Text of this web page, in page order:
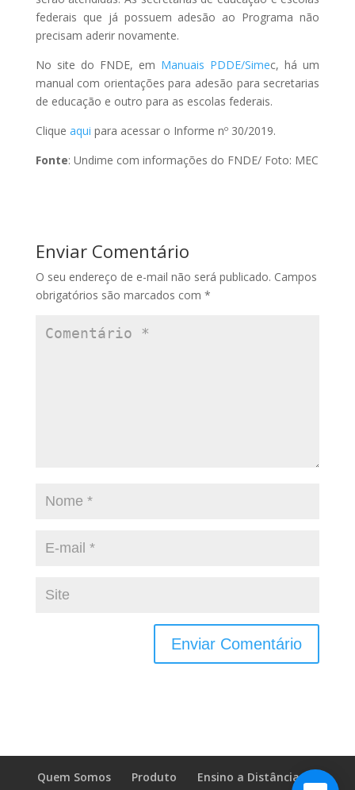
federais que já possuem adesão ao Programa não
precisam aderir novamente.
No site do FNDE, em Manuais PDDE/Simec, há um
manual com orientações para adesão para secretarias
de educação e outro para as escolas federais.
Clique aqui para acessar o Informe nº 30/2019.
Fonte: Undime com informações do FNDE/ Foto: MEC
Enviar Comentário
O seu endereço de e-mail não será publicado. Campos
obrigatórios são marcados com *
Quem Somos Produto
Ensino a Distância